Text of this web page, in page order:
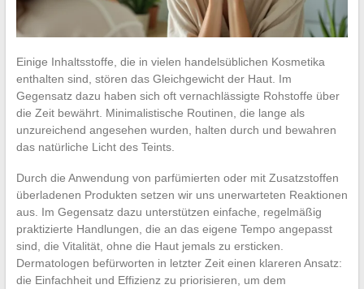
Einige Inhaltsstoffe, die in vielen handelsüblichen Kosmetika
enthalten sind, stören das Gleichgewicht der Haut. Im
Gegensatz dazu haben sich oft vernachlässigte Rohstoffe über
die Zeit bewährt. Minimalistische Routinen, die lange als
unzureichend angesehen wurden, halten durch und bewahren
das natürliche Licht des Teints.
Durch die Anwendung von parfümierten oder mit Zusatzstoffen
überladenen Produkten setzen wir uns unerwarteten Reaktionen
aus. Im Gegensatz dazu unterstützen einfache, regelmäßig
praktizierte Handlungen, die an das eigene Tempo angepasst
sind, die Vitalität, ohne die Haut jemals zu ersticken.
Dermatologen befürworten in letzter Zeit einen klareren Ansatz:
die Einfachheit und Effizienz zu priorisieren, um dem